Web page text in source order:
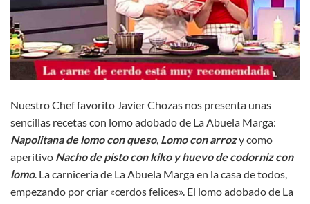
Nuestro Chef favorito Javier Chozas nos presenta unas
sencillas recetas con lomo adobado de La Abuela Marga:
Napolitana de lomo con queso, Lomo con arrozy como
aperitivo Nacho de pisto con kiko y huevo de codorniz con
lomo. La carnicería de La Abuela Marga en la casa de todos,
empezando por criar «cerdos felices». El lomo adobado de La